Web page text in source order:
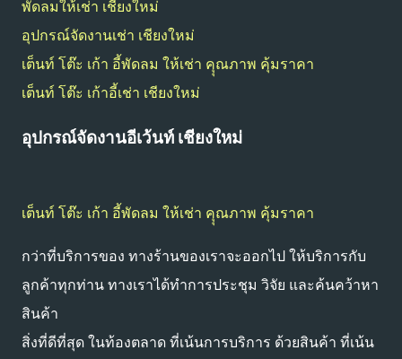
พัดลมให้เช่า เชียงใหม่
อุปกรณ์จัดงานเช่า เชียงใหม่
เต็นท์ โต๊ะ เก้า อี้พัดลม ให้เช่า คุุณภาพ คุ้มราคา
เต็นท์ โต๊ะ เก้าอี้เช่า เชียงใหม่
อุปกรณ์จัดงานอีเว้นท์ เชียงใหม่
เต็นท์ โต๊ะ เก้า อี้พัดลม ให้เช่า คุุณภาพ คุ้มราคา
กว่าที่บริการของ ทางร้านของเราจะออกไป ให้บริการกับ
ลูกค้าทุกท่าน ทางเราได้ทำการประชุม วิจัย และค้นคว้าหา
สินค้า
สิ่งที่ดีที่สุด ในท้องตลาด ที่เน้นการบริการ ด้วยสินค้า ที่เน้น